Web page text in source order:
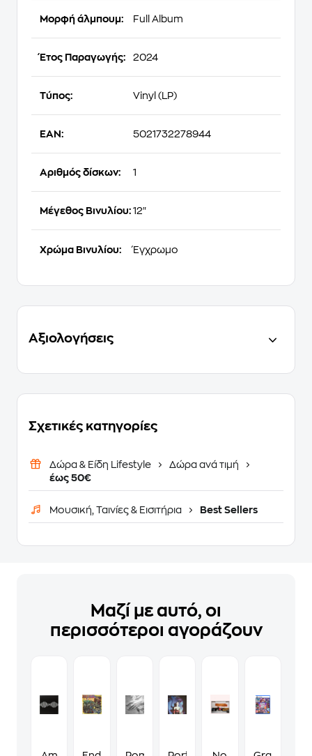
Μορφή άλμπουμ: Full Album
Έτος Παραγωγής: 2024
Τύπος: Vinyl (LP)
EAN: 5021732278944
Αριθμός δίσκων: 1
Μέγεθος Βινυλίου: 12"
Χρώμα Βινυλίου: Έγχρωμο
Αξιολογήσεις
Σχετικές κατηγορίες
Δώρα & Είδη Lifestyle
Δώρα ανά τιμή
έως 50€
Μουσική, Ταινίες & Εισιτήρια Best Sellers
Μαζί με αυτό, οι
περισσότεροι αγοράζουν